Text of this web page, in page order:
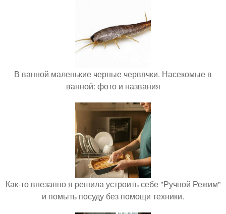
В ванной маленькие черные червячки. Насекомые в
ванной: фото и названия
Как-то внезапно я решила устроить себе "Ручной Режим"
и помыть посуду без помощи техники.